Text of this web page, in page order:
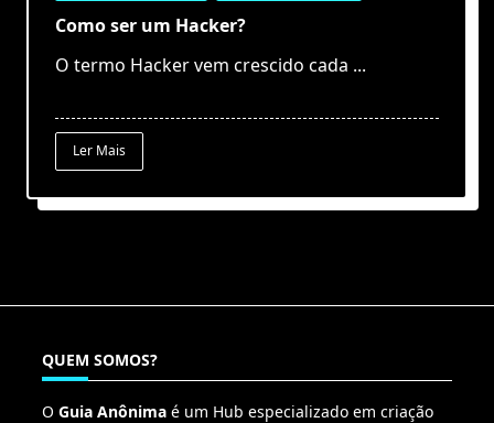
Como ser um Hacker?
O termo Hacker vem crescido cada ...
Ler Mais
QUEM SOMOS?
O Guia Anônima é um Hub especializado em criação